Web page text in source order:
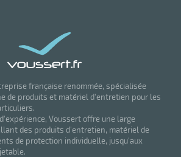
française renommée, spécialisée
de produits et matériel d'entretien pour les
Voussert offre une large
des produits d'entretien, matériel de
de protection individuelle, jusqu'aux